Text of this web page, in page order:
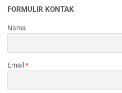
FORMULIR KONTAK
Nama
Email *